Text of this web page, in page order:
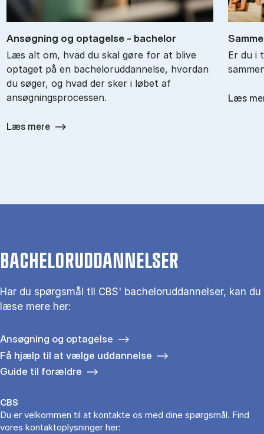
An­søg­ning og op­ta­gel­se - ba­chel­or
Læs alt om, hvad du skal gøre for at blive
optaget på en bacheloruddannelse, hvordan
du søger, og hvad der sker i løbet af
ansøgningsprocessen.
Læs mere
Er du i
Læs
BACHELORUDDANNELSER
Har du spørgsmål til CBS' bacheloruddannelser, kan du
læse mere her:
Ansøgning og optagelse
Få hjælp til at vælge uddannelse
Guide til forældre
CBS
Du er velkommen til at kontakte os med dine spørgsmål. Find
vores kontaktoplysninger her: